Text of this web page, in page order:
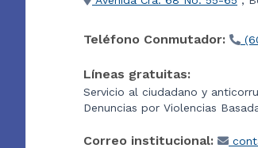
Teléfono Conmutador:
Líneas gratuitas:
Servicio al ciudadano y
Denuncias por Violencias
Correo institucional: